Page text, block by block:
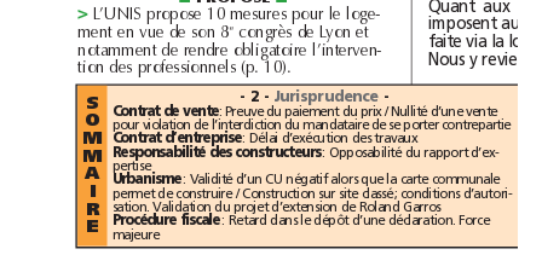
> L’UNIS propose 10 mesures pour le l
oge-
ment
en vue de son 8e congrès de Lyon et
notamment de ren d re obl igatoire ’interven-
tion d es professionne l s (p.10).
Quant
aux
imposent au
faite via la
Nous y
- 2 - Jurisprudence -
Contrat de vente: Preuve du paiement du prix/ Nullité d’une
vente
pour
violation de l’interdiction du mandataire de se porter contrepartie
Contrat d’entreprise: Délai d’exécution des travaux
Responsabilité des constructeurs: Opposabilité du rapport d’ex-
pertise
Urbanisme: Validité d’un CU négatif alors que la carte
communale
permet
de construire/ Construction sur site classé; conditions
d’autori-
sation.
Validation du projet d’extension de Roland Garros
Procédure fiscale: Retard dans le dépôt d’une déclaration.
Force
majeure
S
O
M
M
A
R
E